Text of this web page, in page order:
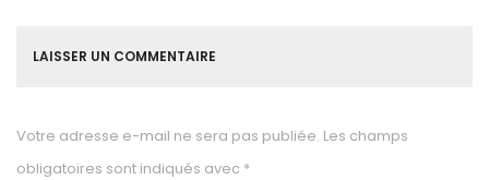
LAISSER UN COMMENTAIRE
Votre adresse e-mail ne sera pas publiée. Les champs
obligatoires sont indiqués avec *